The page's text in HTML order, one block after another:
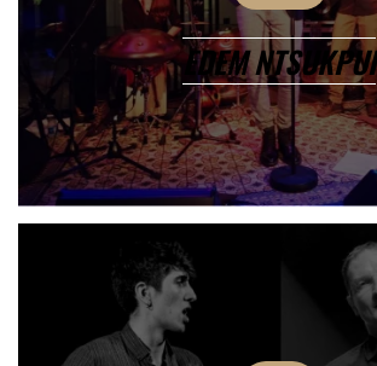
EDEM NTSUKPUI